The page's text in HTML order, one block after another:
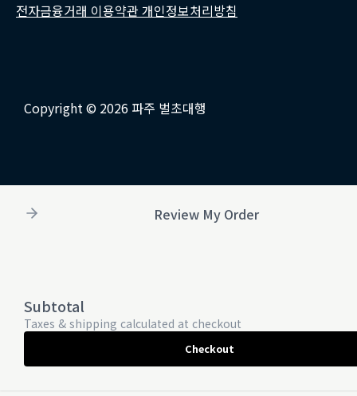
전자금융거래 이용약관 개인정보처리방침
Copyright © 2026 파주 벌초대행
Review My Order
Subtotal
Taxes & shipping calculated at checkout
Checkout